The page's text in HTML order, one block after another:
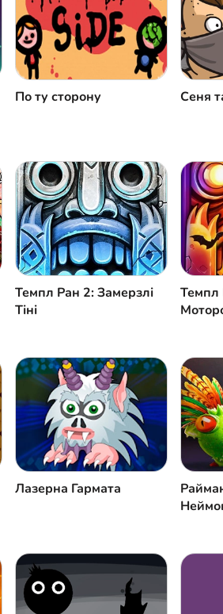
По ту сторону Сеня
Темпл Ран 2: Замерзлі
Тіні
Темпл
Лазерна Гармата